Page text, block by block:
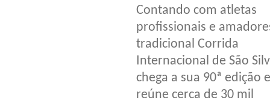
Contando com atletas
profissionais e
tradicional Corrida
Internacional de São
chega a sua 90ª edição e
reúne cerca de 30 mil